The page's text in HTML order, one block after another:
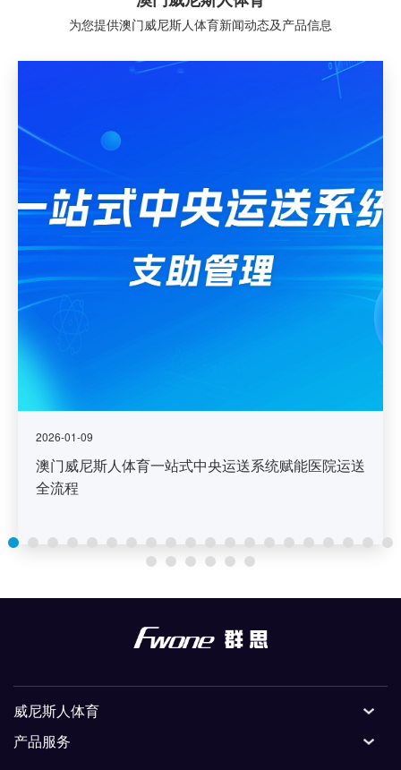
为您提供澳门威尼斯人体育新闻动态及产品信息
2026-01-09
澳门威尼斯人体育一站式中央运送系统赋能医院运送
全流程
威尼斯人体育
产品服务